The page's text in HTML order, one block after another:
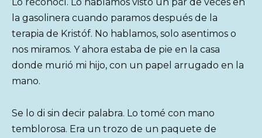
Lo reconocí. Lo habíamos visto un par de veces en
la gasolinera cuando paramos después de la
terapia de Kristóf. No hablamos, solo asentimos o
nos miramos. Y ahora estaba de pie en la casa
donde murió mi hijo, con un papel arrugado en la
mano.
Se lo di sin decir palabra. Lo tomé con mano
temblorosa. Era un trozo de un paquete de